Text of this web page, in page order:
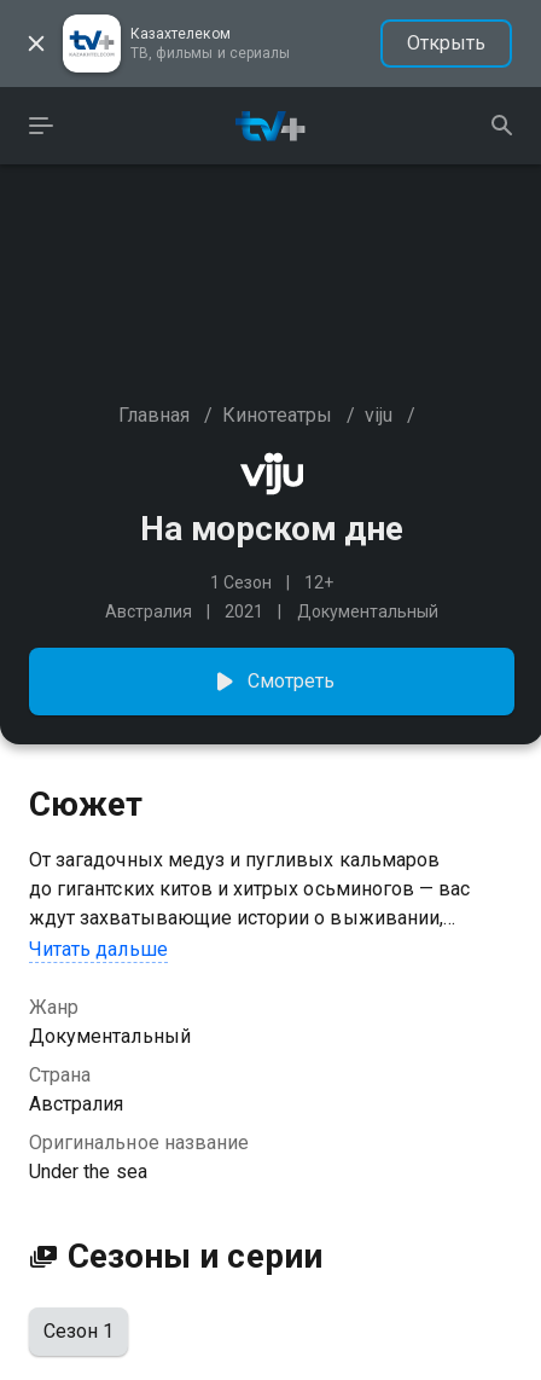
Казахтелеком
ТВ, фильмы и сериалы
Открыть
Главная / Кинотеатры / viju /
На морском дне
1 Сезон
12+
Австралия
2021 Документальный
Смотреть
Сюжет
От загадочных медуз и пугливых кальмаров
до гигантских китов и хитрых осьминогов — вас
ждут захватывающие истории о выживании,
эволюции и взаимодействии морских жителей.
Читать дальше
Жанр
Документальный
Страна
Австралия
Оригинальное название
Under the sea
Сезоны и серии
Сезон 1